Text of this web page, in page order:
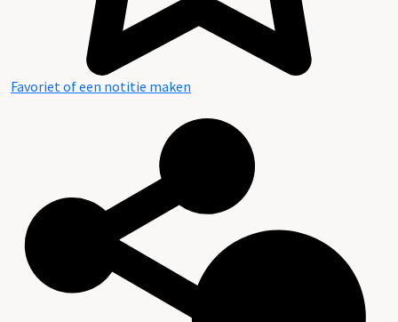
Favoriet of een notitie maken